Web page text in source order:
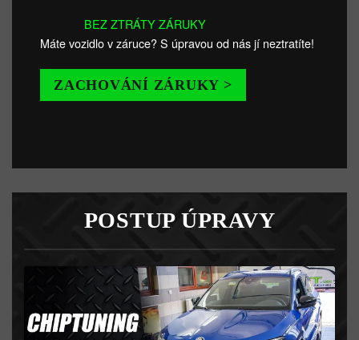
BEZ ZTRÁTY ZÁRUKY
Máte vozidlo v záruce? S úpravou od nás jí neztratíte!
ZACHOVÁNÍ ZÁRUKY >
POSTUP ÚPRAVY